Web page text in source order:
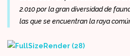
2.010 por la gran diversidad de
las que se encuentran la raya